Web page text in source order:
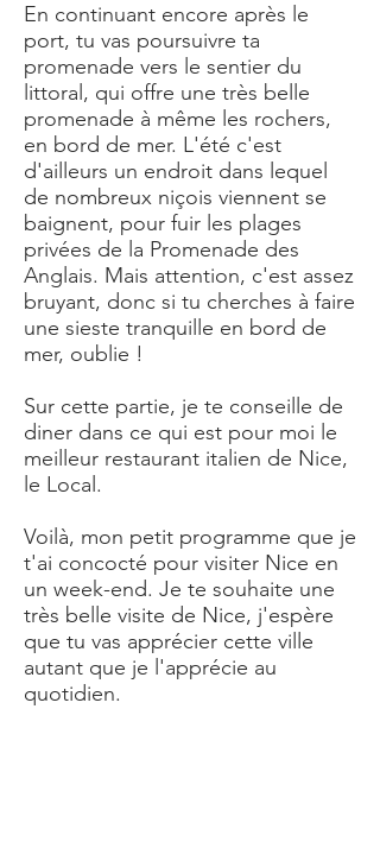
En continuant encore après le
port, tu vas poursuivre ta
promenade vers le sentier du
littoral, qui offre une très belle
promenade à même les rochers,
en bord de mer. L'été c'est
d'ailleurs un endroit dans lequel
de nombreux niçois viennent se
baignent, pour fuir les plages
privées de la Promenade des
Anglais. Mais attention, c'est assez
bruyant, donc si tu cherches à faire
une sieste tranquille en bord de
mer, oublie !
Sur cette partie, je te conseille de
diner dans ce qui est pour moi le
meilleur restaurant italien de Nice,
le Local.
Voilà, mon petit programme que je
t'ai concocté pour visiter Nice en
un week-end. Je te souhaite une
très belle visite de Nice, j'espère
que tu vas apprécier cette ville
autant que je l'apprécie au
quotidien.